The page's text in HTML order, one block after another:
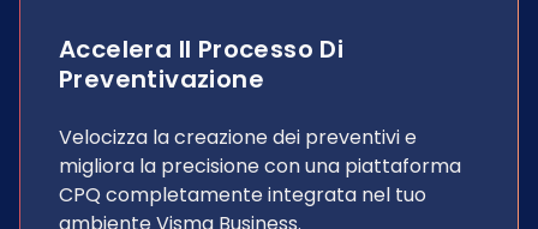
Accelera Il Processo Di
Preventivazione
Velocizza la creazione dei preventivi e
migliora la precisione con una piattaforma
CPQ completamente integrata nel tuo